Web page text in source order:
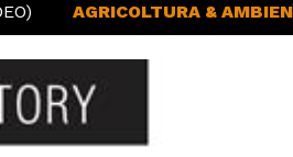
AGRICOLTURA & AMBIENTE